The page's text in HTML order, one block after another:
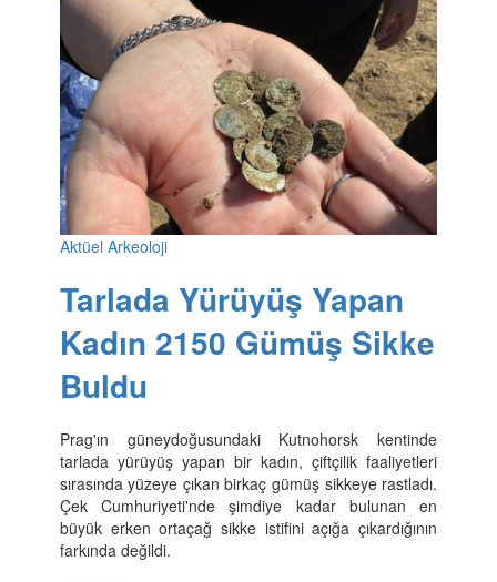
Aktüel Arkeoloji
Tarlada Yürüyüş Yapan
Kadın 2150 Gümüş Sikke
Buldu
Prag'ın güneydoğusundaki Kutnohorsk kentinde
tarlada yürüyüş yapan bir kadın, çiftçilik faaliyetleri
sırasında yüzeye çıkan birkaç gümüş sikkeye rastladı.
Çek Cumhuriyeti'nde şimdiye kadar bulunan en
büyük erken ortaçağ sikke istifini açığa çıkardığının
farkında değildi.